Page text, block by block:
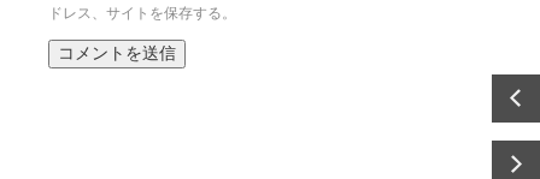
ドレス、サイトを保存する。